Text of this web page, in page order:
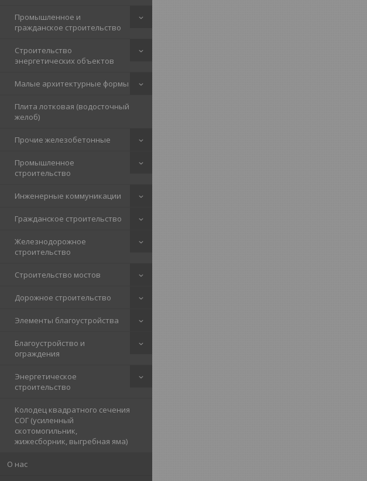
Промышленное и
гражданское строительство
Строительство
энергетических объектов
Малые архитектурные формы
Плита лотковая (водосточный
желоб)
Прочие железобетонные
Промышленное
строительство
Инженерные коммуникации
Гражданское строительство
Железнодорожное
строительство
Строительство мостов
Дорожное строительство
Элементы благоустройства
Благоустройство и
ограждения
Энергетическое
строительство
Колодец квадратного сечения
СОГ (усиленный
скотомогильник,
жижесборник, выгребная яма)
О нас